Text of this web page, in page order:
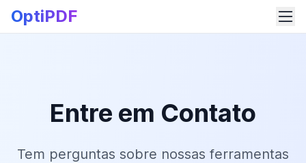
OptiPDF
Entre em Contato
Tem perguntas sobre nossas ferramentas